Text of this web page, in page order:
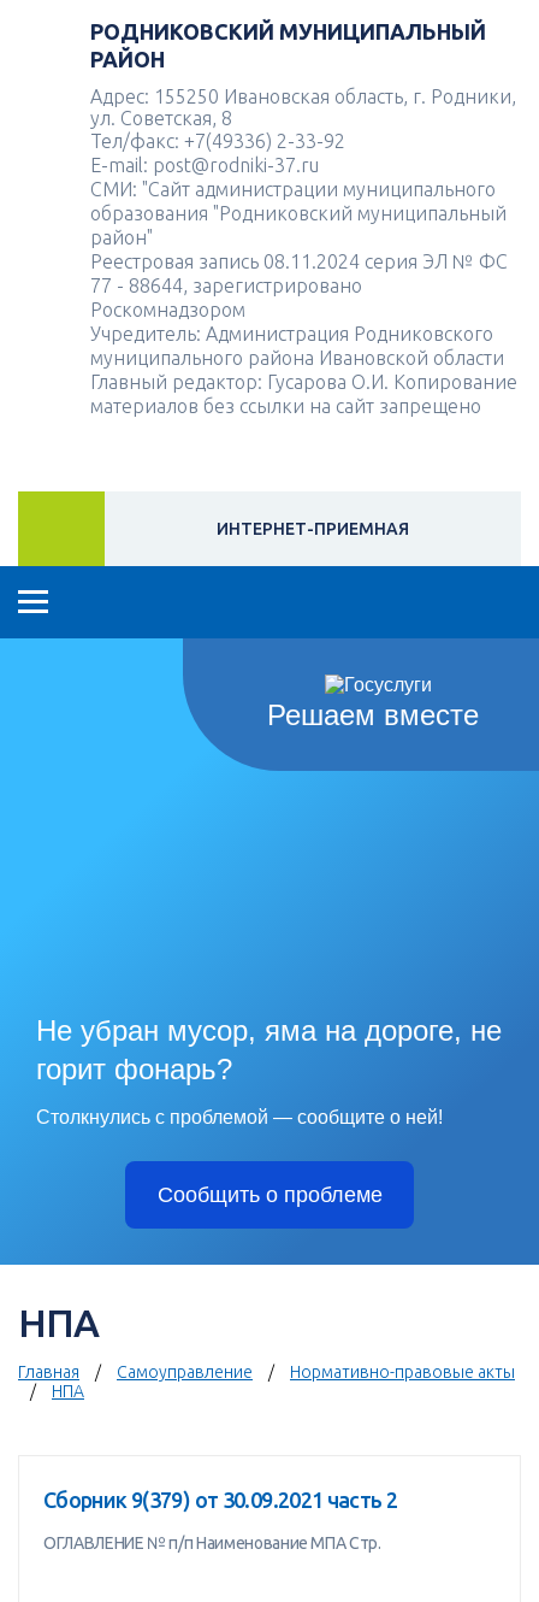
РОДНИКОВСКИЙ МУНИЦИПАЛЬНЫЙ
РАЙОН
Адрес: 155250 Ивановская область, г. Родники,
ул. Советская, 8
Тел/факс: +7(49336) 2-33-92
E-mail: post@rodniki-37.ru
СМИ: "Сайт администрации муниципального
образования "Родниковский муниципальный
район"
Реестровая запись 08.11.2024 серия ЭЛ № ФС
77 - 88644, зарегистрировано
Роскомнадзором
Учредитель: Администрация Родниковского
муниципального района Ивановской области
Главный редактор: Гусарова О.И. Копирование
материалов без ссылки на сайт запрещено
ИНТЕРНЕТ-ПРИЕМНАЯ
Решаем вместе
Не убран мусор, яма на дороге, не
горит фонарь?
Столкнулись с проблемой — сообщите о ней!
Сообщить о проблеме
НПА
Главная Самоуправление
Нормативно-правовые акты
НПА
Сборник 9(379) от 30.09.2021 часть 2
ОГЛАВЛЕНИЕ № п/п Наименование МПА Стр.